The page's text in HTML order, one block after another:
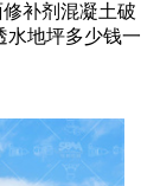
补剂混凝土破
水地坪多少钱一